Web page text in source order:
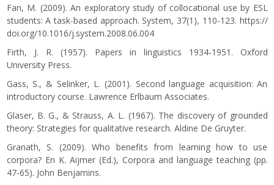
Fan, M. (2009). An exploratory study of collocational use by ESL
students: A task-based approach. System, 37(1), 110-123. https://
doi.org/10.1016/j.system.2008.06.004
Firth, J. R. (1957). Papers in linguistics 1934-1951. Oxford
University Press.
Gass, S., & Selinker, L. (2001). Second language acquisition: An
introductory course. Lawrence Erlbaum Associates.
Glaser, B. G., & Strauss, A. L. (1967). The discovery of grounded
theory: Strategies for qualitative research. Aldine De Gruyter.
Granath, S. (2009). Who benefits from learning how to use
corpora? En K. Aijmer (Ed.), Corpora and language teaching (pp.
47-65). John Benjamins.